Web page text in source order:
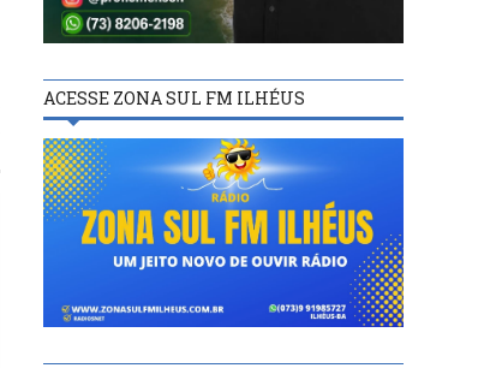
ACESSE ZONA SUL FM ILHÉUS